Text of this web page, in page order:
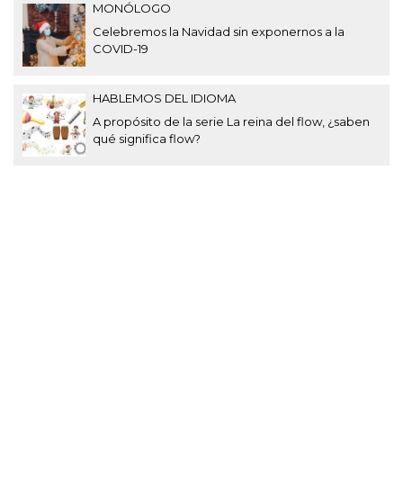
MONÓLOGO
Celebremos la Navidad sin exponernos a la
COVID-19
HABLEMOS DEL IDIOMA
A propósito de la serie La reina del flow, ¿saben
qué significa flow?